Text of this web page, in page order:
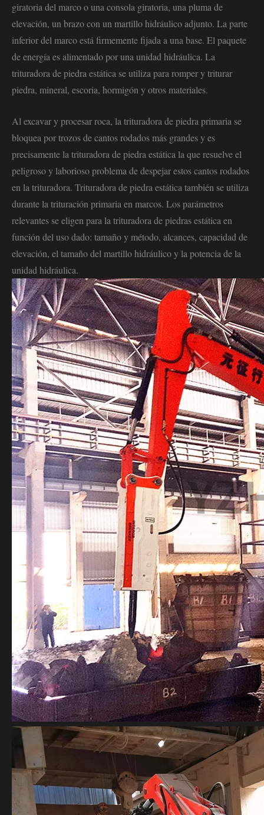
giratoria del marco o una consola giratoria, una pluma de
elevación, un brazo con un martillo hidráulico adjunto. La parte
inferior del marco está firmemente fijada a una base. El paquete
de energía es alimentado por una unidad hidráulica. La
trituradora de piedra estática se utiliza para romper y triturar
piedra, mineral, escoria, hormigón y otros materiales.
Al excavar y procesar roca, la trituradora de piedra primaria se
bloquea por trozos de cantos rodados más grandes y es
precisamente la trituradora de piedra estática la que resuelve el
peligroso y laborioso problema de despejar estos cantos rodados
en la trituradora. Trituradora de piedra estática también se utiliza
durante la trituración primaria en marcos. Los parámetros
relevantes se eligen para la trituradora de piedras estática en
función del uso dado: tamaño y método, alcances, capacidad de
elevación, el tamaño del martillo hidráulico y la potencia de la
unidad hidráulica.